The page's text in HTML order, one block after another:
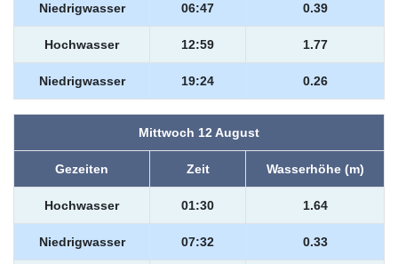
Niedrigwasser 06:47 0.39
Hochwasser 12:59 1.77
Niedrigwasser 19:24 0.26
Mittwoch 12 August
Gezeiten Zeit Wasserhöhe (m)
Hochwasser 01:30 1.64
Niedrigwasser 07:32 0.33